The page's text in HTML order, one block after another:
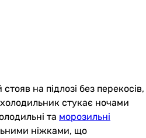
на підлозі без перекосів,
стукає ночами
та морозильні
ніжками, що